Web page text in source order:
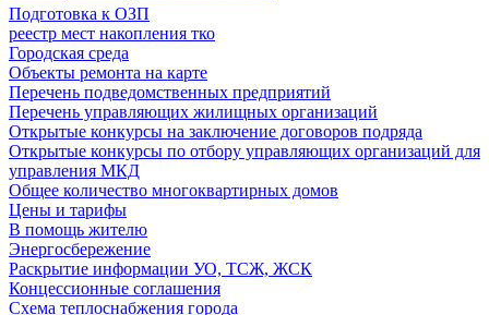
Подготовка к ОЗП
реестр мест накопления тко
Городская среда
Объекты ремонта на карте
Перечень подведомственных предприятий
Перечень управляющих жилищных организаций
Открытые конкурсы на заключение договоров подряда
Открытые конкурсы по отбору управляющих организаций для
управления МКД
Общее количество многоквартирных домов
Цены и тарифы
В помощь жителю
Энергосбережение
Раскрытие информации УО, ТСЖ, ЖСК
Концессионные соглашения
Схема теплоснабжения города